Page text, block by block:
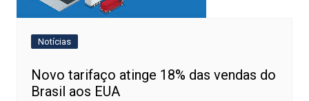
Notícias
Novo tarifaço atinge 18% das vendas do
Brasil aos EUA